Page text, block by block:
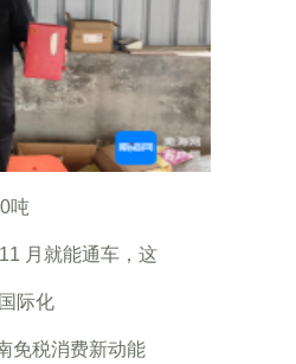
吨
月就能通车，这
际化
免税消费新动能